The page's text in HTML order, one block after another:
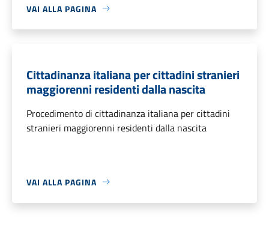
VAI ALLA PAGINA
Cittadinanza italiana per cittadini stranieri
maggiorenni residenti dalla nascita
Procedimento di cittadinanza italiana per cittadini
stranieri maggiorenni residenti dalla nascita
VAI ALLA PAGINA